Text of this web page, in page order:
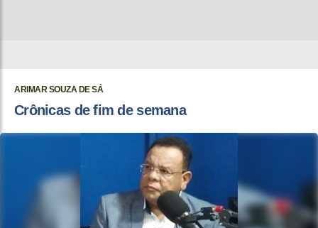
ARIMAR SOUZA DE SÁ
Crônicas de fim de semana